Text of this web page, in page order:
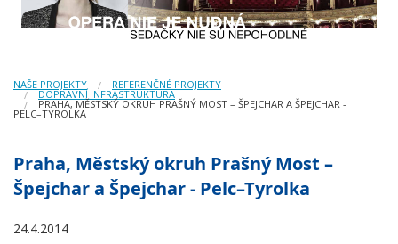
NAŠE PROJEKTY REFERENČNÉ PROJEKTY
DOPRAVNÍ INFRASTRUKTURA
PRAHA, MĚSTSKÝ OKRUH PRAŠNÝ MOST – ŠPEJCHAR A ŠPEJCHAR -
PELC–TYROLKA
Praha, Městský okruh Prašný Most –
Špejchar a Špejchar - Pelc–Tyrolka
24.4.2014